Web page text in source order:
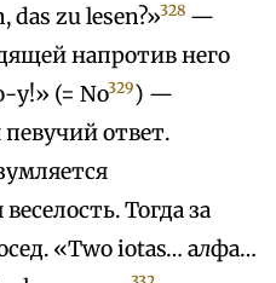
das zu lesen?»328 —
напротив него
у!» (= No329) —
ответ.
Тогда за
«Two iotas… алфа…